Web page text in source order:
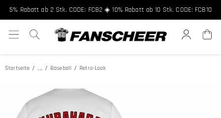
5% Rabatt ab 2 Stk. CODE: FCB2 ◈ 10% Rabatt ab 10 Stk. CODE: FCB10
Startseite ... Baseball Retro-Look